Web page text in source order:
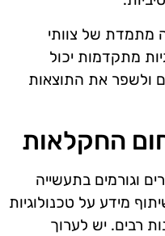
מתמדת של צוותי
מתקדמות יכול
ולשפר את התוצאות
החקלאות
וגורמים בתעשייה
מידע על טכנולוגיות
רבים. יש לערוך